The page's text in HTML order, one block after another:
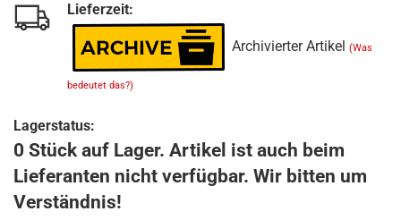
Lieferzeit:
Archivierter Artikel (Was
bedeutet das?)
Lagerstatus:
0 Stück auf Lager. Artikel ist auch beim
Lieferanten nicht verfügbar. Wir bitten um
Verständnis!